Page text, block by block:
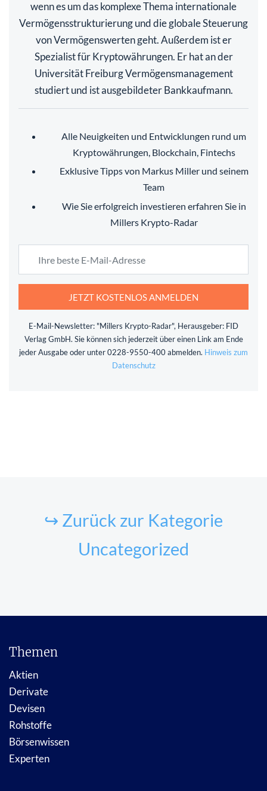
wenn es um das komplexe Thema internationale
Vermögensstrukturierung und die globale Steuerung
von Vermögenswerten geht. Außerdem ist er
Spezialist für Kryptowährungen. Er hat an der
Universität Freiburg Vermögensmanagement
studiert und ist ausgebildeter Bankkaufmann.
Alle Neuigkeiten und Entwicklungen rund um
Kryptowährungen, Blockchain, Fintechs
Exklusive Tipps von Markus Miller und seinem
Team
Wie Sie erfolgreich investieren erfahren Sie in
Millers Krypto-Radar
JETZT KOSTENLOS ANMELDEN
E-Mail-Newsletter: "Millers Krypto-Radar", Herausgeber: FID
Verlag GmbH. Sie können sich jederzeit über einen Link am Ende
jeder Ausgabe oder unter 0228-9550-400 abmelden. Hinweis zum
Datenschutz
↪ Zurück zur Kategorie
Uncategorized
Themen
Aktien
Derivate
Devisen
Rohstoffe
Börsenwissen
Experten